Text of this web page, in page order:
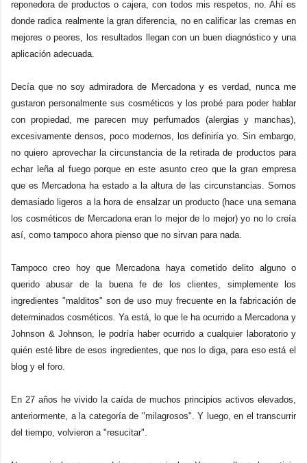
reponedora de productos o cajera, con todos mis respetos, no. Ahí es
donde radica realmente la gran diferencia, no en calificar las cremas en
mejores o peores, los resultados llegan con un buen diagnóstico y una
aplicación adecuada.
Decía que no soy admiradora de Mercadona y es verdad, nunca me
gustaron personalmente sus cosméticos y los probé para poder hablar
con propiedad, me parecen muy perfumados (alergias y manchas),
excesivamente densos, poco modernos, los definiría yo. Sin embargo,
no quiero aprovechar la circunstancia de la retirada de productos para
echar leña al fuego porque en este asunto creo que la gran empresa
que es Mercadona ha estado a la altura de las circunstancias. Somos
demasiado ligeros a la hora de ensalzar un producto (hace una semana
los cosméticos de Mercadona eran lo mejor de lo mejor) yo no lo creía
así, como tampoco ahora pienso que no sirvan para nada.
Tampoco creo hoy que Mercadona haya cometido delito alguno o
querido abusar de la buena fe de los clientes, simplemente los
ingredientes "malditos" son de uso muy frecuente en la fabricación de
determinados cosméticos. Ya está, lo que le ha ocurrido a Mercadona y
Johnson & Johnson, le podría haber ocurrido a cualquier laboratorio y
quién esté libre de esos ingredientes, que nos lo diga, para eso está el
blog y el foro.
En 27 años he vivido la caída de muchos principios activos elevados,
anteriormente, a la categoría de "milagrosos". Y luego, en el transcurrir
del tiempo, volvieron a "resucitar".